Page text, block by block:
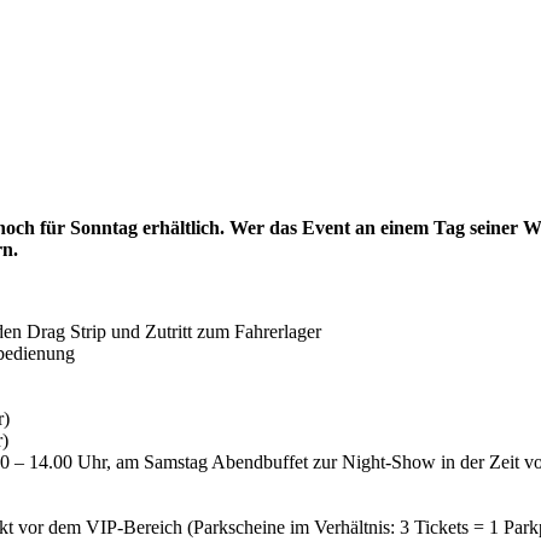
für Sonntag erhältlich. Wer das Event an einem Tag seiner
Drag Strip und Zutritt zum Fahrerlager
– 14.00 Uhr, am Samstag Abendbuffet zur Night-Show in der Zeit
vor dem VIP-Bereich (Parkscheine im Verhältnis: 3 Tickets = 1